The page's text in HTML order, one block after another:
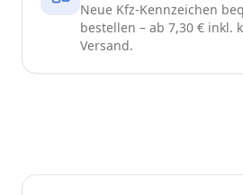
Neue Kfz-Kennzeichen
bestellen – ab 7,30 € inkl.
Versand.